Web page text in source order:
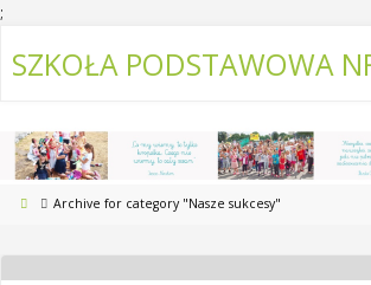
;
SZKOŁA PODSTAWOWA
Archive for category "Nasze sukcesy"